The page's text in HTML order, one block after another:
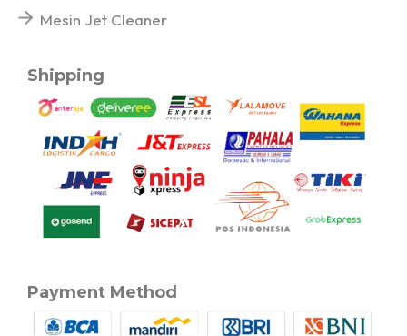
Mesin Jet Cleaner
Shipping
Payment Method